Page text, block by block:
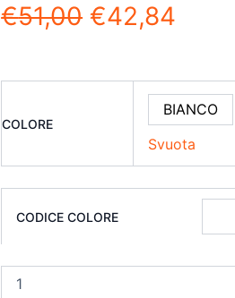
€51,00 €42,84
COLORE
BIANCO
Svuota
CODICE COLORE